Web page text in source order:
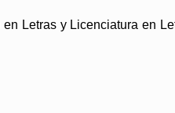
Letras y Licenciatura en